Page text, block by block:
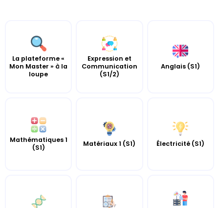
La plateforme «
Mon Master » à la
loupe
Expression et
Communication
(S1/2)
Anglais (S1)
Mathématiques 1
(S1)
Matériaux 1 (S1) Électricité (S1)